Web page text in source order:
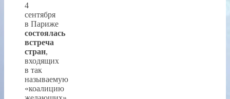
4
сентября
в Париже
состоялась
встреча
стран,
входящих
в так
называемую
«коалицию